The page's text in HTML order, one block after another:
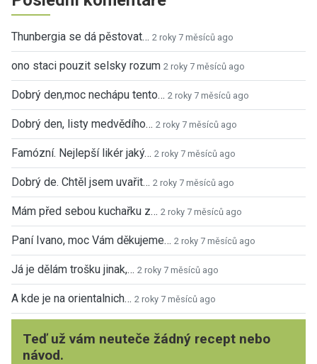
Thunbergia se dá pěstovat… 2 roky 7 měsíců ago
ono staci pouzit selsky rozum 2 roky 7 měsíců ago
Dobrý den,moc nechápu tento… 2 roky 7 měsíců ago
Dobrý den, listy medvědího… 2 roky 7 měsíců ago
Famózní. Nejlepší likér jaký… 2 roky 7 měsíců ago
Dobrý de. Chtěl jsem uvařit… 2 roky 7 měsíců ago
Mám před sebou kuchařku z… 2 roky 7 měsíců ago
Paní Ivano, moc Vám děkujeme… 2 roky 7 měsíců ago
Já je dělám trošku jinak,… 2 roky 7 měsíců ago
A kde je na orientalnich… 2 roky 7 měsíců ago
Teď už vám neuteče žádný recept nebo
návod.